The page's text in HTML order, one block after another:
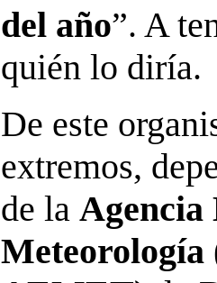
del año”. A
quién lo diría.
De este
extremos,
de la Agencia
Meteorología